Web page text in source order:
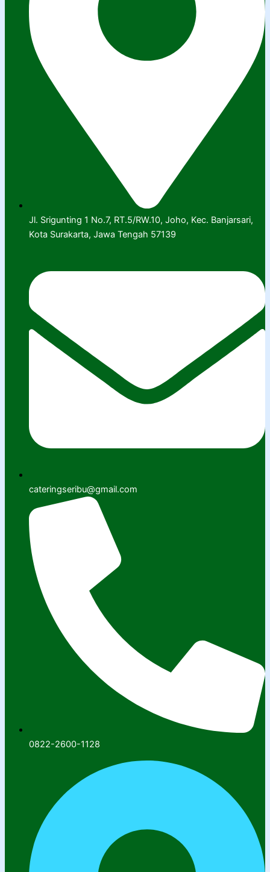
Jl. Srigunting 1 No.7, RT.5/RW.10, Joho, Kec. Banjarsari,
Kota Surakarta, Jawa Tengah 57139
cateringseribu@gmail.com
0822-2600-1128